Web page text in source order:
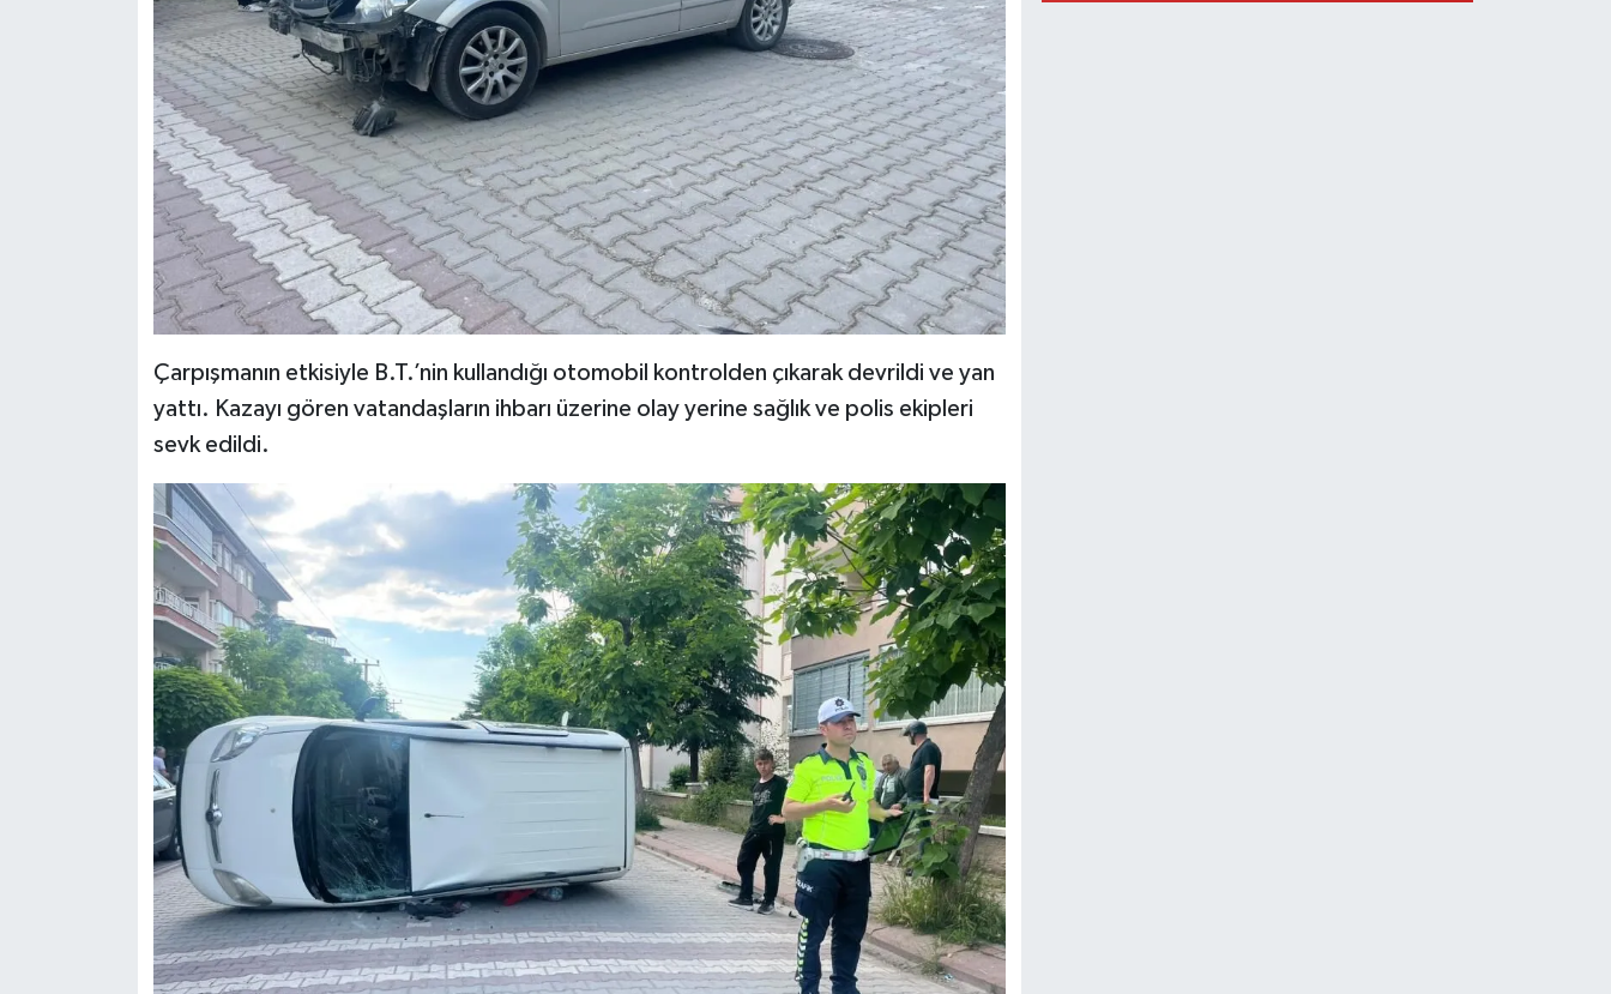
Çarpışmanın etkisiyle B.T.’nin kullandığı otomobil kontrolden çıkarak devrildi ve yan
yattı. Kazayı gören vatandaşların ihbarı üzerine olay yerine sağlık ve polis ekipleri
sevk edildi.